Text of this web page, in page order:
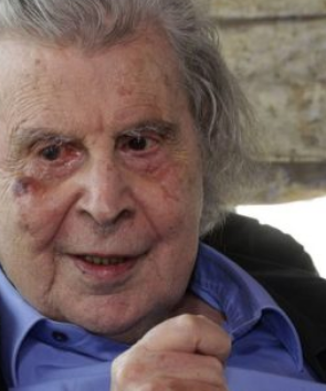
Έργο!
ΠΡΟΣΩΠΟΓΡΑΦΙΕΣ
του Ταμείου Ανάκαμψης: Κυβερνητική
της «Ελπίδας» καταγγέλουν “ένα
μηχανισμών και παρασκηνιακών ανταγωνισμών”
Αξιοπρέπεια
ΠΡΟΒΟΛΕΣ
διαχείρισης τελειώνει
ΠΑΡΕΜΒΑΣΕΙΣ
Αναλγησίες
ΠΡΟΒΟΛΕΣ
ανήκει το νερό
ΑΝΑΓΝΩΣΕΙΣ
του φασισμού: από τον Αντιδιαφωτισμό στον